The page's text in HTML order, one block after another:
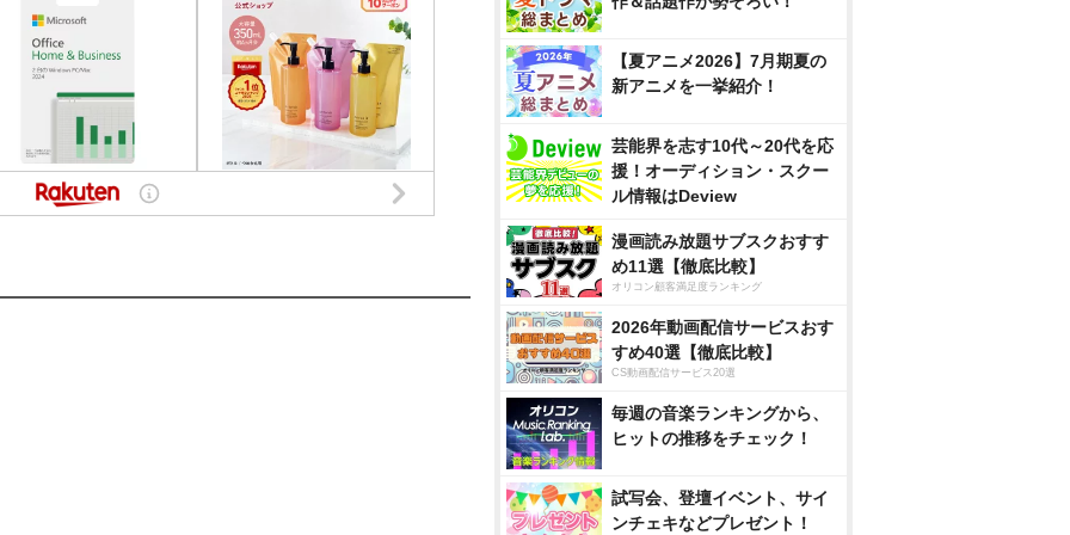
【夏アニメ2026】7月期夏の
新アニメを一挙紹介！
芸能界を志す10代～20代を応
援！オーディション・スクー
ル情報はDeview
漫画読み放題サブスクおすす
め11選【徹底比較】
オリコン顧客満足度ランキング
2026年動画配信サービスおす
すめ40選【徹底比較】
CS動画配信サービス20選
毎週の音楽ランキングから、
ヒットの推移をチェック！
試写会、登壇イベント、サイ
ンチェキなどプレゼント！